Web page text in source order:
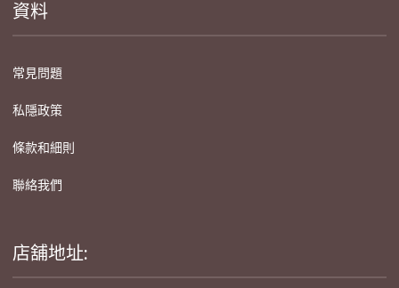
資料
常見問題
私隱政策
條款和細則
聯絡我們
店舖地址: